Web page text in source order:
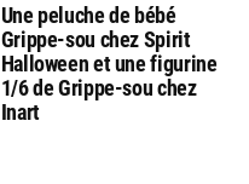
Une peluche de bébé
Grippe-sou chez Spirit
Halloween et une figurine
1/6 de Grippe-sou chez
Inart